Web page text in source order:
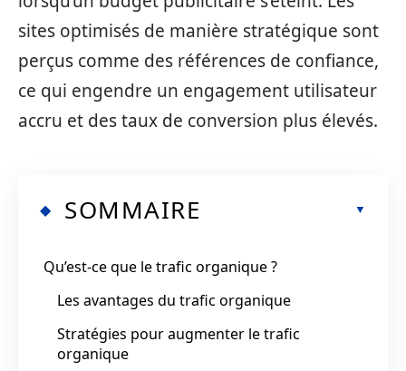
sites optimisés de manière stratégique sont
perçus comme des références de confiance,
ce qui engendre un engagement utilisateur
accru et des taux de conversion plus élevés.
SOMMAIRE
Qu’est-ce que le trafic organique ?
Les avantages du trafic organique
Stratégies pour augmenter le trafic
organique